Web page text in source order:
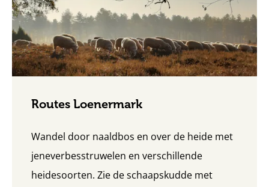
Routes Loenermark
Wandel door naaldbos en over de heide met
jeneverbesstruwelen en verschillende
heidesoorten. Zie de schaapskudde met